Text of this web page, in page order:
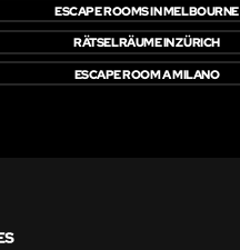
ESCAPE ROOMS IN MELBOURNE
RÄTSELRÄUME IN ZÜRICH
ESCAPE ROOM A MILANO